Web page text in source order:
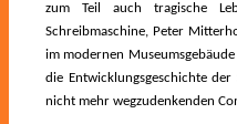
zum Teil auch tragische
Schreibmaschine, Peter
im modernen
die Entwicklungsgeschichte
nicht mehr wegzudenkenden